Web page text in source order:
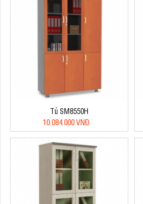
Tủ SM8550H
10.084.000 VNĐ